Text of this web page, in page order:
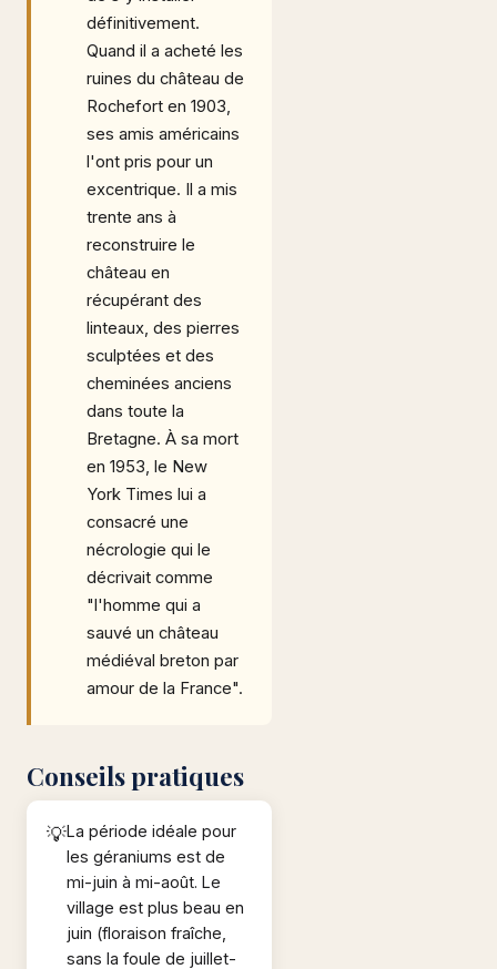
définitivement.
Quand il a acheté les
ruines du château de
Rochefort en 1903,
ses amis américains
l'ont pris pour un
excentrique. Il a mis
trente ans à
reconstruire le
château en
récupérant des
linteaux, des pierres
sculptées et des
cheminées anciens
dans toute la
Bretagne. À sa mort
en 1953, le New
York Times lui a
consacré une
nécrologie qui le
décrivait comme
"l'homme qui a
sauvé un château
médiéval breton par
amour de la France".
Conseils pratiques
La période idéale pour
les géraniums est de
mi-juin à mi-août. Le
village est plus beau en
juin (floraison fraîche,
sans la foule de juillet-